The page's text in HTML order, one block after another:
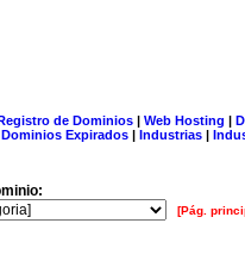
de Dominios| Web Hosting |
Dominios Expirados | Industrias |
[Pág.